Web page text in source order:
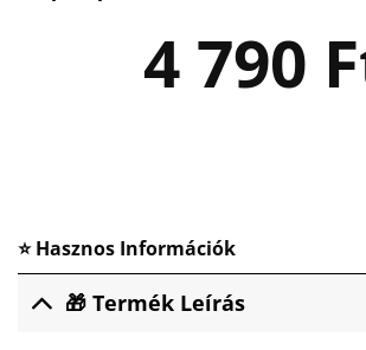
4 790
⭐ Hasznos Információk
🎁 Termék Leírás